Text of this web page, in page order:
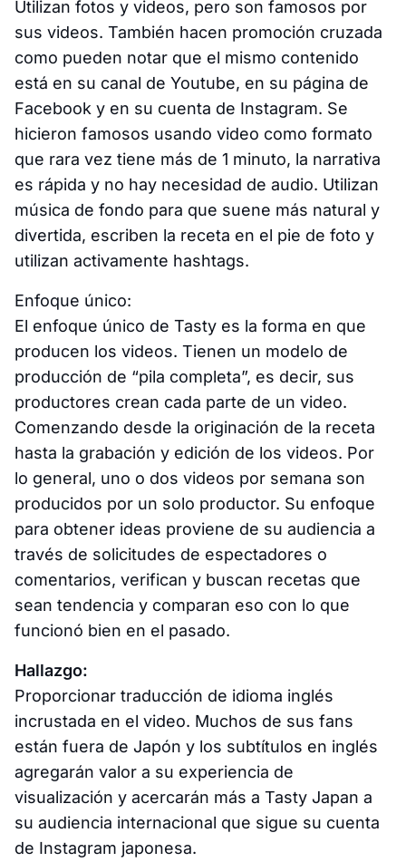
Utilizan fotos y videos, pero son famosos por
sus videos. También hacen promoción cruzada
como pueden notar que el mismo contenido
está en su canal de Youtube, en su página de
Facebook y en su cuenta de Instagram. Se
hicieron famosos usando video como formato
que rara vez tiene más de 1 minuto, la narrativa
es rápida y no hay necesidad de audio. Utilizan
música de fondo para que suene más natural y
divertida, escriben la receta en el pie de foto y
utilizan activamente hashtags.
Enfoque único:
El enfoque único de Tasty es la forma en que
producen los videos. Tienen un modelo de
producción de “pila completa”, es decir, sus
productores crean cada parte de un video.
Comenzando desde la originación de la receta
hasta la grabación y edición de los videos. Por
lo general, uno o dos videos por semana son
producidos por un solo productor. Su enfoque
para obtener ideas proviene de su audiencia a
través de solicitudes de espectadores o
comentarios, verifican y buscan recetas que
sean tendencia y comparan eso con lo que
funcionó bien en el pasado.
Hallazgo:
Proporcionar traducción de idioma inglés
incrustada en el video. Muchos de sus fans
están fuera de Japón y los subtítulos en inglés
agregarán valor a su experiencia de
visualización y acercarán más a Tasty Japan a
su audiencia internacional que sigue su cuenta
de Instagram japonesa.